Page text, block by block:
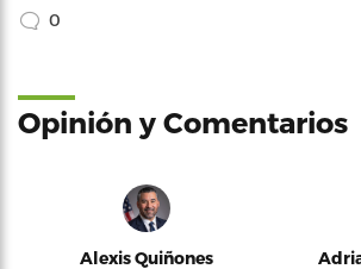
0
Opinión y Comentarios
Alexis Quiñones